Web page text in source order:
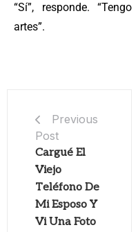
“Sí”, responde.
artes”.
Previous
Post
Cargué El
Viejo
Teléfono De
Mi Esposo Y
Vi Una Foto